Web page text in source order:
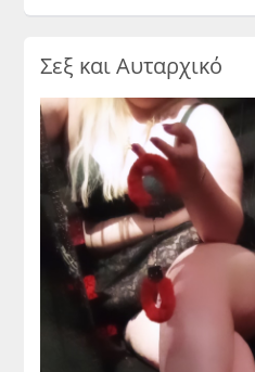
Σεξ και Αυταρχικό